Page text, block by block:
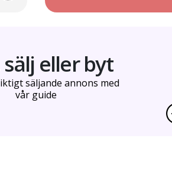
sälj eller byt
säljande annons med
vår guide